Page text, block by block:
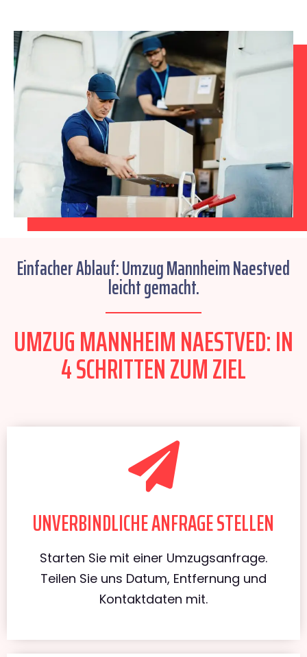
Einfacher Ablauf: Umzug Mannheim Naestved
leicht gemacht.
UMZUG MANNHEIM NAESTVED: IN
4 SCHRITTEN ZUM ZIEL
UNVERBINDLICHE ANFRAGE STELLEN
Starten Sie mit einer Umzugsanfrage.
Teilen Sie uns Datum, Entfernung und
Kontaktdaten mit.